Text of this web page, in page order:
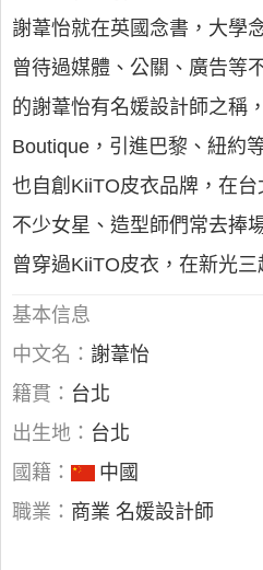
謝葦怡就在英國念書，大學
曾待過媒體、公關、廣告等
的謝葦怡有名媛設計師之稱
Boutique，引進巴黎、紐約
也自創KiiTO皮衣品牌，在台
不少女星、造型師們常去捧
曾穿過KiiTO皮衣，在新光
基本信息
中文名： 謝葦怡
籍貫： 台北
出生地： 台北
國籍：
中國
職業： 商業 名媛設計師